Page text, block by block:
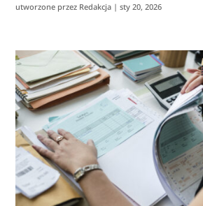
utworzone przez Redakcja |sty 20, 2026